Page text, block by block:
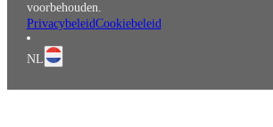
voorbehouden.
PrivacybeleidCookiebeleid
NL